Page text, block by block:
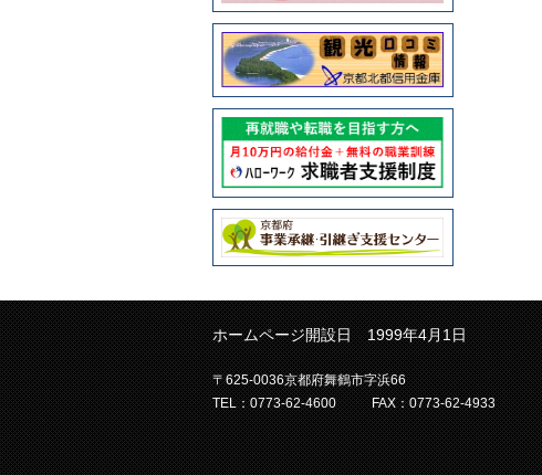
ホームページ開設日 1999年4月1日
〒625-0036京都府舞鶴市字浜66
TEL：0773-62-4600
FAX：0773-62-4933